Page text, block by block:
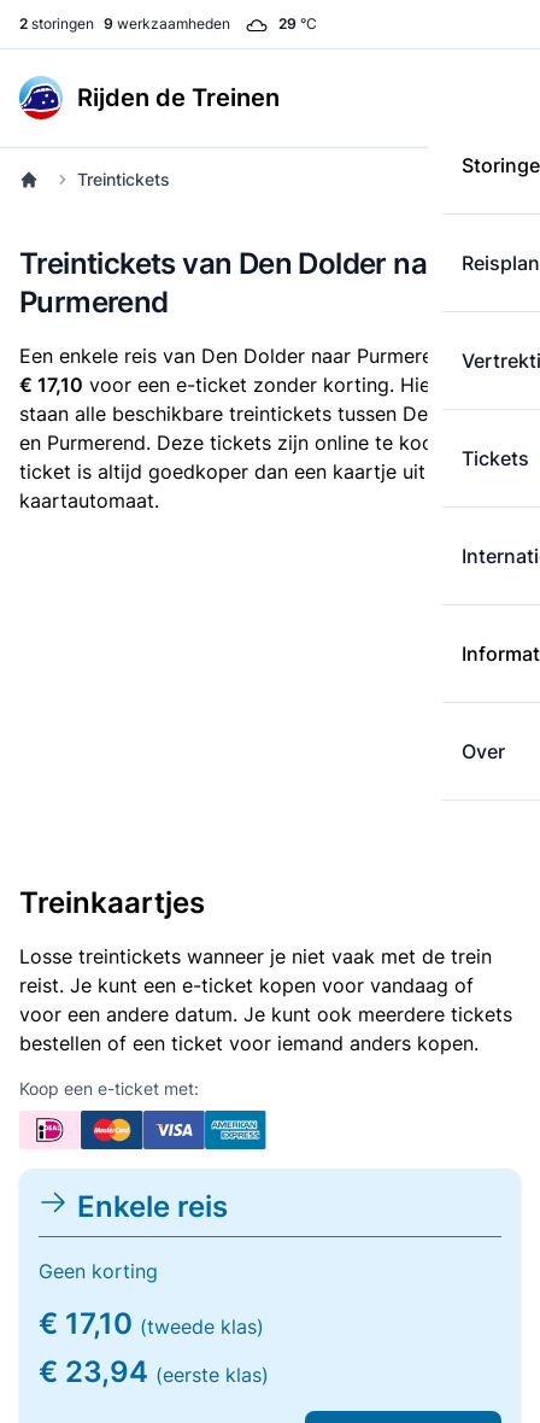
2 storingen 9 werkzaamheden 29 °C
Rijden de Treinen
Tickets
Over
Treintickets
Treintickets van Den Dolder naar
Purmerend
Een enkele reis van Den Dolder naar Purmerend kost
€ 17,10 voor een e-ticket zonder korting. Hieronder
staan alle beschikbare treintickets tussen Den Dolder
en Purmerend. Deze tickets zijn online te koop. Een e-
ticket is altijd goedkoper dan een kaartje uit de
kaartautomaat.
Treinkaartjes
Losse treintickets wanneer je niet vaak met de trein
reist. Je kunt een e-ticket kopen voor vandaag of
voor een andere datum. Je kunt ook meerdere tickets
bestellen of een ticket voor iemand anders kopen.
Koop een e-ticket met:
Enkele reis
Geen korting
€ 17,10 (tweede klas)
€ 23,94 (eerste klas)